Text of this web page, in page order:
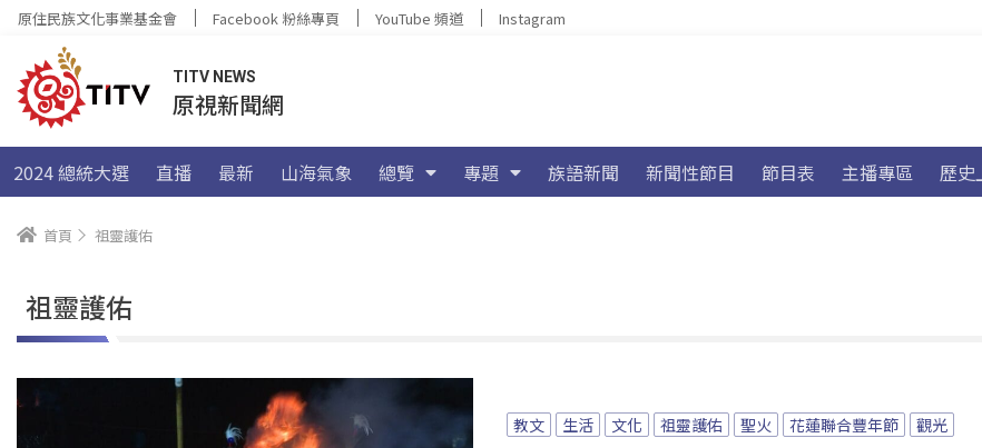
原住民族文化事業基金會 Facebook 粉絲專頁 YouTube 頻道 Instagram
TITV NEWS
原視新聞網
2024 總統大選 直播 最新 山海氣象 總覽 專題 族語新聞 新聞性節目 節目表 主播專區 歷史
首頁 祖靈護佑
祖靈護佑
教文 生活 文化 祖靈護佑 聖火 花蓮聯合豐年節 觀光